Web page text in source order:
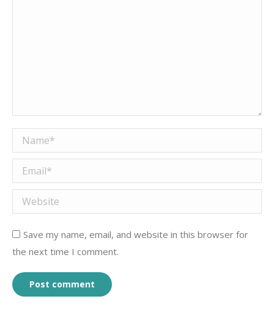
Name *
Email *
Website
Save my name, email, and website in this browser for
the next time I comment.
Post comment